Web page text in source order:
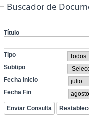
Buscador de
Título
Tipo
Subtipo
Fecha Inicio
Fecha Fin